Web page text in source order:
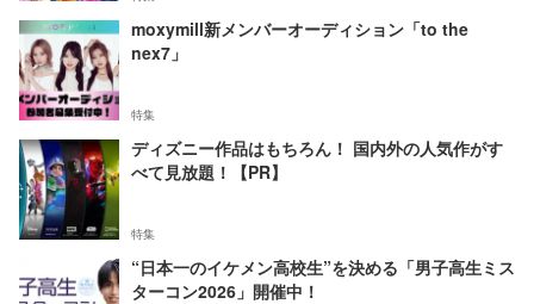
moxymill新メンバーオーディション「to the
nex7」
特集
ディズニー作品はもちろん！ 国内外の人気作がす
べて見放題！【PR】
特集
“日本一のイケメン高校生”を決める「男子高生ミス
ターコン2026」開催中！